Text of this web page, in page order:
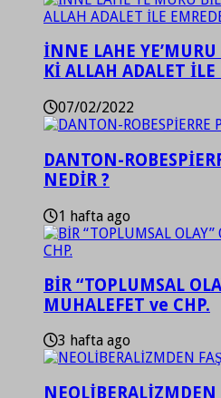
İNNE LAHE
Kİ ALLAH ADALET İLE
07/02/2022
DANTON-
NEDİR ?
1 hafta ago
BİR “TOPLUMSAL
MUHALEFET ve CHP.
3 hafta ago